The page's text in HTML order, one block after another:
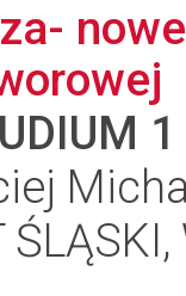
1